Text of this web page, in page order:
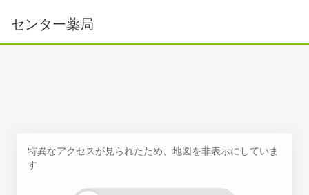
センター薬局
特異なアクセスが見られたため、地図を非表示にしていま
す